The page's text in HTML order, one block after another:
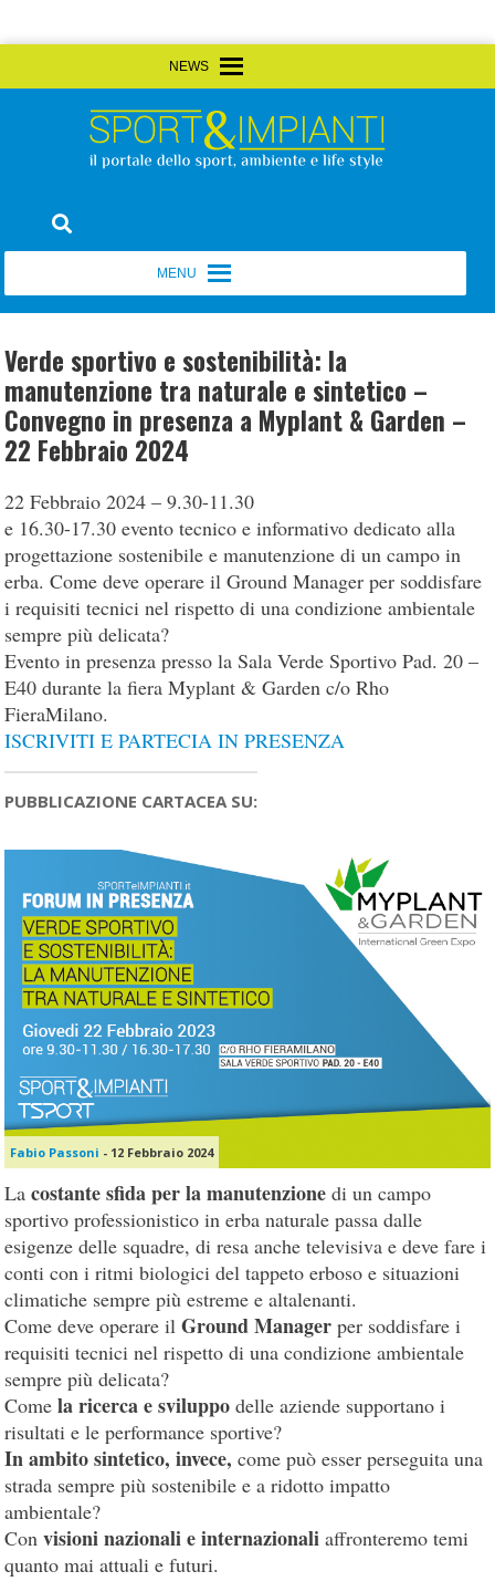
to
Sport&Impianti
Verde sportivo e sostenibilità: la
manutenzione tra naturale e sintetico –
Convegno in presenza a Myplant & Garden –
22 Febbraio 2024
22 Febbraio 2024 – 9.30-11.30
e 16.30-17.30 evento tecnico e informativo dedicato alla
progettazione sostenibile e manutenzione di un campo in
erba. Come deve operare il Ground Manager per soddisfare
i requisiti tecnici nel rispetto di una condizione ambientale
sempre più delicata?
Evento in presenza presso la Sala Verde Sportivo Pad. 20 –
E40 durante la fiera Myplant & Garden c/o Rho
FieraMilano.
ISCRIVITI E PARTECIA IN PRESENZA
PUBBLICAZIONE CARTACEA SU:
Fabio Passoni - 12 Febbraio 2024
Lacostante sfida per la manutenzione di un campo
sportivo professionistico in erba naturale passa dalle
esigenze delle squadre, di resa anche televisiva e deve fare i
conti con i ritmi biologici del tappeto erboso e situazioni
climatiche sempre più estreme e altalenanti.
Come deve operare ilGround Manager per soddisfare i
requisiti tecnici nel rispetto di una condizione ambientale
sempre più delicata?
Comela ricerca e sviluppo delle aziende supportano i
risultati e le performance sportive?
In ambito sintetico, invece, come può esser perseguita una
strada sempre più sostenibile e a ridotto impatto
ambientale?
Convisioni nazionali e internazionali affronteremo temi
quanto mai attuali e futuri.